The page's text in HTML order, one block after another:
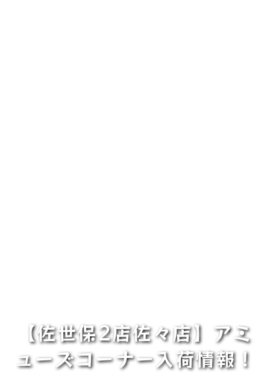
【佐世保2店佐々店】アミ
ューズコーナー入荷情報！